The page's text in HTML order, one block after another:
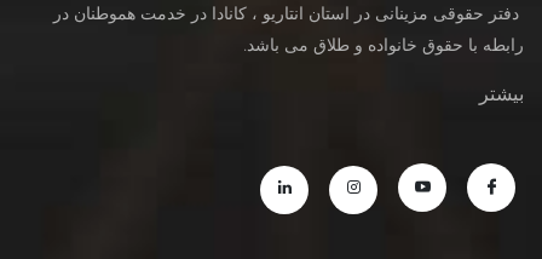
دفتر حقوقی مزینانی در استان انتاریو ، کانادا در خدمت هموطنان در
رابطه با حقوق خانواده و طلاق می باشد.
بیشتر